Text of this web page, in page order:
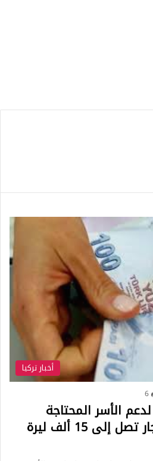
أخبار تركيا
6
الأسر المحتاجة
بتقديم مساعدات إيجار تصل إلى 15 ألف ليرة